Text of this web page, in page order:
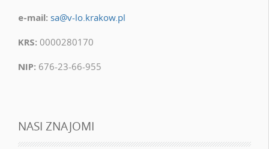
e-mail: sa@v-lo.krakow.pl
KRS: 0000280170
NIP: 676-23-66-955
NASI ZNAJOMI